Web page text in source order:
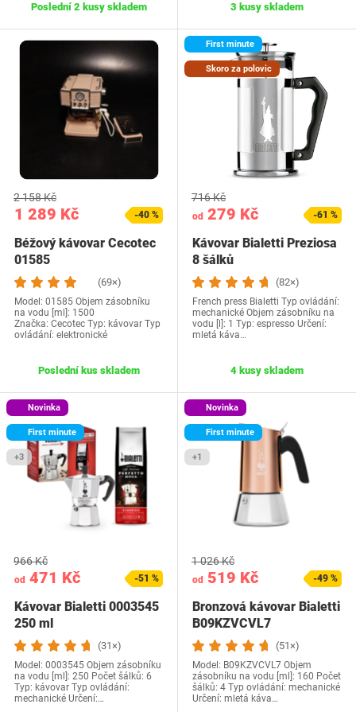
Poslední 2 kusy skladem 3 kusy skladem
1 289 Kč
2 158 Kč
-40 %
Béžový kávovar Cecotec
01585
(69×)
Model: ‎01585 Objem zásobníku
na vodu [ml]: 1500
Značka: Cecotec Typ: kávovar Typ
ovládání: elektronické
Poslední kus skladem
First minute
Skoro za polovic
od 279 Kč
716 Kč
-61 %
Kávovar Bialetti Preziosa
8 šálků
(82×)
French press Bialetti Typ ovládání:
mechanické Objem zásobníku na
vodu [l]: 1 Typ: espresso Určení:
mletá káva…
4 kusy skladem
Novinka
First minute
+3
od 471 Kč
966 Kč
-51 %
Kávovar Bialetti 0003545
250 ml
(31×)
Model: 0003545 Objem zásobníku
na vodu [ml]: 250 Počet šálků: 6
Typ: kávovar Typ ovládání:
mechanické Určení:…
Novinka
First minute
+1
od 519 Kč
1 026 Kč
-49 %
Bronzová kávovar Bialetti
B09KZVCVL7
(51×)
Model: B09KZVCVL7 Objem
zásobníku na vodu [ml]: 160 Počet
šálků: 4 Typ ovládání: mechanické
Určení: mletá káva…